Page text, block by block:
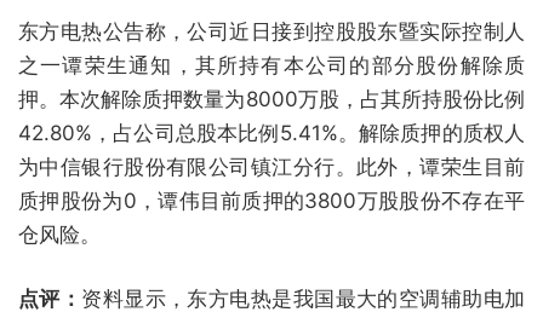
东方电热公告称，公司近日接到控股股东暨实际控制人
之一谭荣生通知，其所持有本公司的部分股份解除质
押。本次解除质押数量为8000万股，占其所持股份比例
42.80%，占公司总股本比例5.41%。解除质押的质权人
为中信银行股份有限公司镇江分行。此外，谭荣生目前
质押股份为0，谭伟目前质押的3800万股股份不存在平
仓风险。
点评： 资料显示，东方电热是我国最大的空调辅助电加